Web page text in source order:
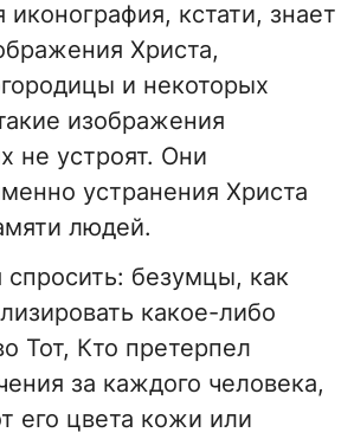
иконография, кстати, знает
Христа,
и некоторых
изображения
не устроят. Они
устранения Христа
людей.
спросить: безумцы, как
какое-либо
Тот, Кто претерпел
за каждого человека,
его цвета кожи или